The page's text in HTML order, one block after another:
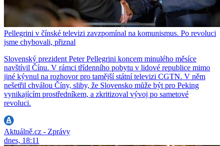
Pellegrini v čínské televizi zavzpomínal na komunismus. Po revoluci
jsme chybovali, přiznal
Slovenský prezident Peter Pellegrini koncem minulého měsíce
navštívil Čínu. V rámci třídenního pobytu v lidové republice mimo
jiné kývnul na rozhovor pro tamější státní televizi CGTN. V něm
nešetřil chválou Číny, sliby, že Slovensko může být pro Peking
vynikajícím prostředníkem, a zkritizoval vývoj po sametové
revoluci.
Aktuálně.cz - Zprávy
dnes, 18:11